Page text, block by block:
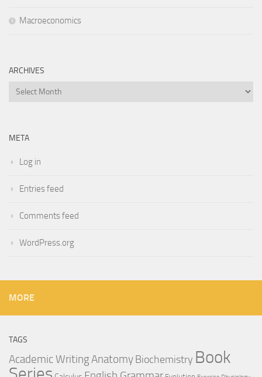
Macroeconomics
ARCHIVES
Archives
META
Log in
Entries feed
Comments feed
WordPress.org
MORE
TAGS
Academic WritingAnatomyBiochemistry Book